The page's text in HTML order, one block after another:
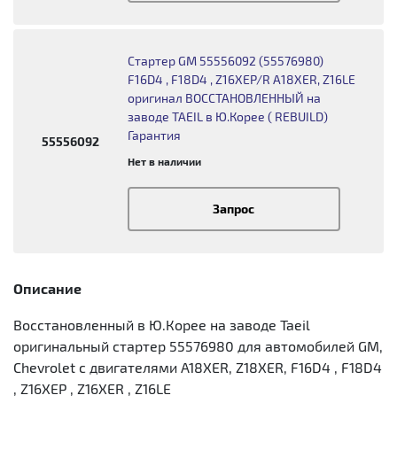
55556092
Стартер GM 55556092 (55576980)
F16D4 , F18D4 , Z16XEP/R A18XER, Z16LE
оригинал ВОССТАНОВЛЕННЫЙ на
заводе TAEIL в Ю.Корее ( REBUILD)
Гарантия
Нет в наличии
Запрос
Описание
Восстановленный в Ю.Корее на заводе Taeil
оригинальный стартер 55576980 для автомобилей GM,
Chevrolet с двигателями A18XER, Z18XER, F16D4 , F18D4
, Z16XEP , Z16XER , Z16LE